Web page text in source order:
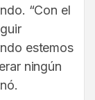
“Con el
estemos
ningún